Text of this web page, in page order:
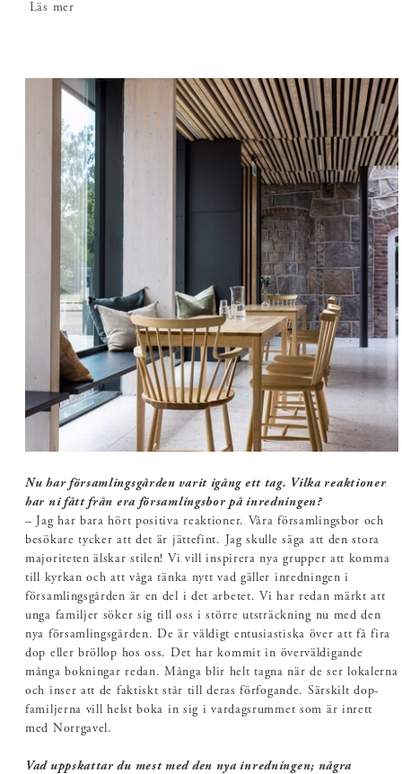
något helt nytt. Inredningen kommer vara vacker i 100 år.
Förra församlingsgården byggdes 1970 och de tidstypiska
möblerna var svåra att återbruka i de nya lokalerna. Det var
bara några få saker som gick att återanvända.
Läs mer
Nu har församlingsgården varit igång ett tag. Vilka reaktioner
har ni fått från era församlingsbor på inredningen?
– Jag har bara hört positiva reaktioner. Våra församlingsbor och
besökare tycker att det är jättefint. Jag skulle säga att den stora
majoriteten älskar stilen! Vi vill inspirera nya grupper att komma
till kyrkan och att våga tänka nytt vad gäller inredningen i
församlingsgården är en del i det arbetet. Vi har redan märkt att
unga familjer söker sig till oss i större utsträckning nu med den
nya församlingsgården. De är väldigt entusiastiska över att få fira
dop eller bröllop hos oss. Det har kommit in överväldigande
många bokningar redan. Många blir helt tagna när de ser lokalerna
och inser att de faktiskt står till deras förfogande. Särskilt dop-
familjerna vill helst boka in sig i vardagsrummet som är inrett
med Norrgavel.
Vad uppskattar du mest med den nya inredningen; några